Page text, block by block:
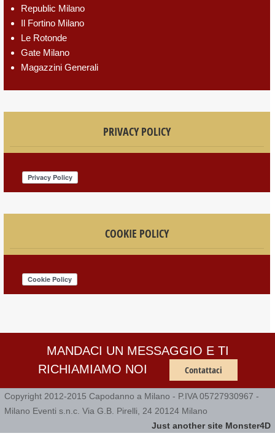
Republic Milano
Il Fortino Milano
Le Rotonde
Gate Milano
Magazzini Generali
PRIVACY POLICY
COOKIE POLICY
MANDACI UN MESSAGGIO E TI
RICHIAMIAMO NOI
Contattaci
Copyright 2012-2015 Capodanno a Milano - P.IVA 05727930967 -
Milano Eventi s.n.c. Via G.B. Pirelli, 24 20124 Milano
Just another site Monster4D